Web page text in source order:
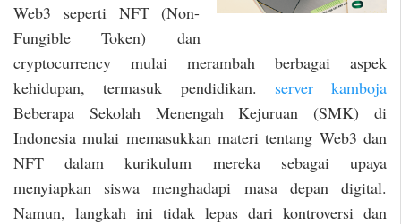
Web3 seperti NFT (Non-
Fungible Token) dan
cryptocurrency mulai merambah berbagai aspek
kehidupan, termasuk pendidikan. server kamboja
Beberapa Sekolah Menengah Kejuruan (SMK) di
Indonesia mulai memasukkan materi tentang Web3 dan
NFT dalam kurikulum mereka sebagai upaya
menyiapkan siswa menghadapi masa depan digital.
Namun, langkah ini tidak lepas dari kontroversi dan